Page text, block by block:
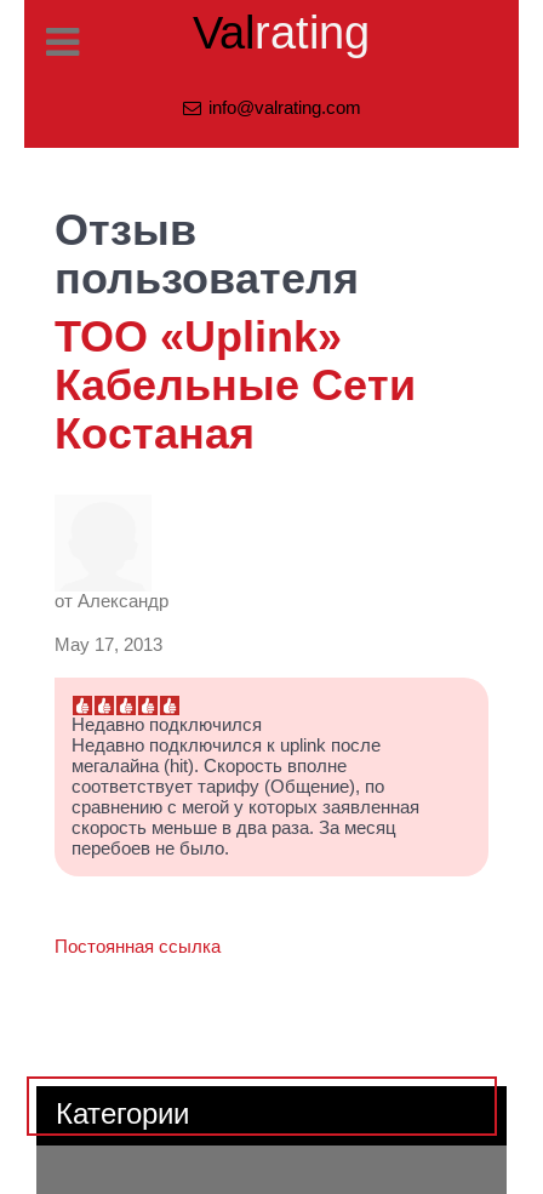
Valrating
info@valrating.com
Отзыв
пользователя
ТОО «Uplink»
Кабельные Сети
Костаная
от Александр
May 17, 2013
Недавно подключился
Недавно подключился к uplink после
мегалайна (hit). Скорость вполне
соответствует тарифу (Общение), по
сравнению с мегой у которых заявленная
скорость меньше в два раза. За месяц
перебоев не было.
Постоянная ссылка
Категории